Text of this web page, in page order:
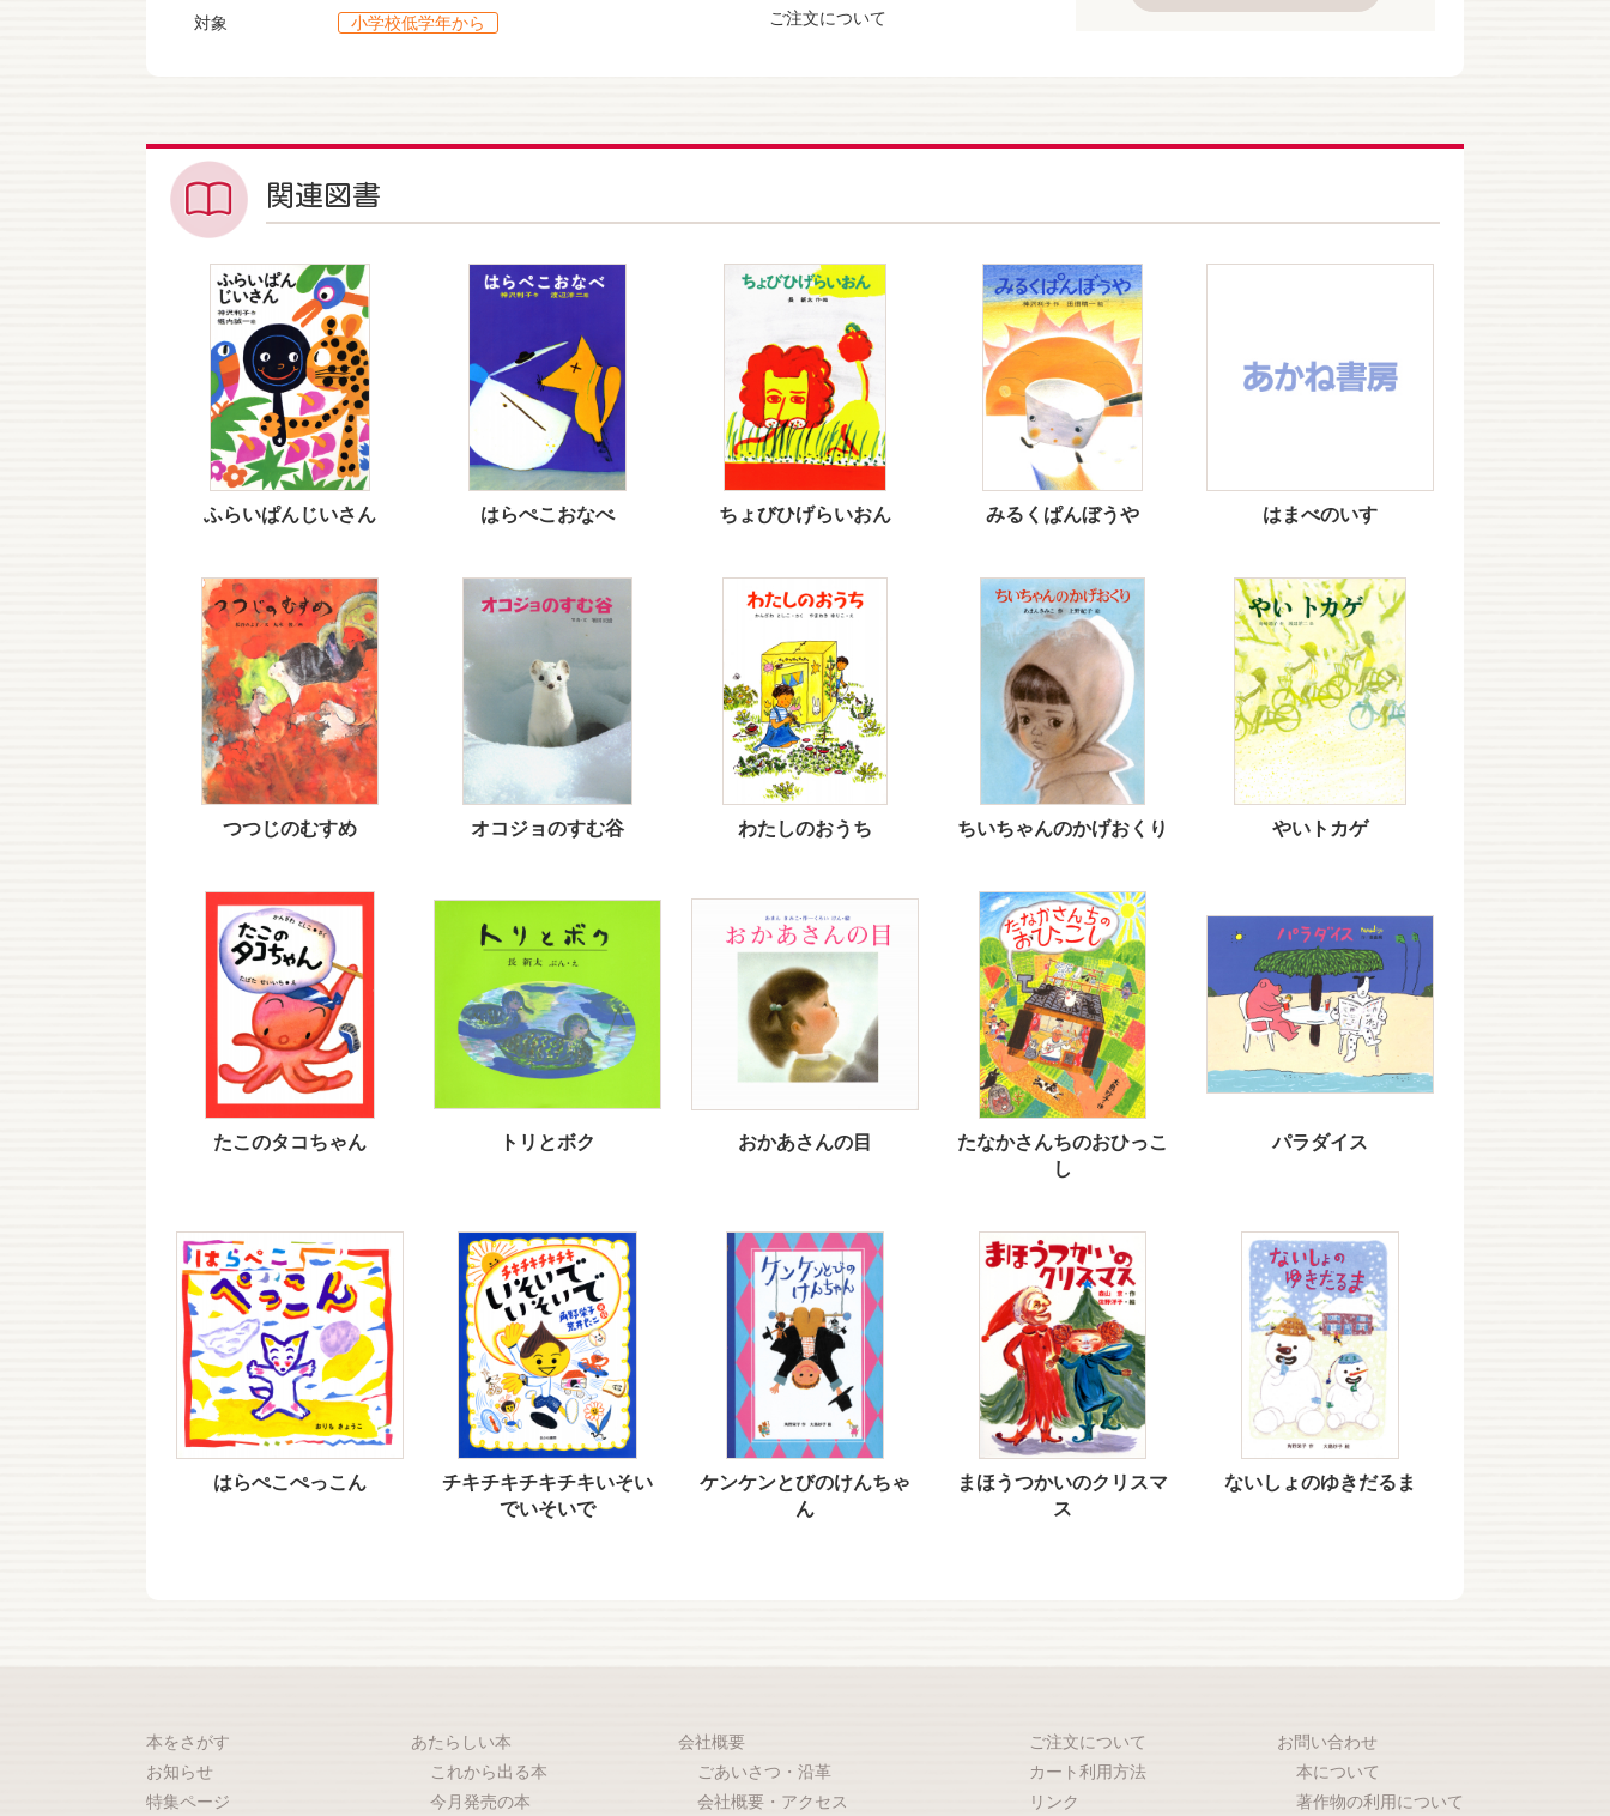
ご注文について
対象
小学校低学年から
関連図書
ふらいぱんじいさん はらぺこおなべ ちょびひげらいおん みるくぱんぼうや はまべのいす
つつじのむすめ オコジョのすむ谷 わたしのおうち ちいちゃんのかげおくり やいトカゲ
たこのタコちゃん トリとボク おかあさんの目
たなかさんちのおひっこ
し
パラダイス
はらぺこぺっこん
チキチキチキチキいそい
でいそいで
ケンケンとびのけんちゃ
ん
まほうつかいのクリスマ
ス
ないしょのゆきだるま
本をさがす
お知らせ
特集ページ
あたらしい本
これから出る本
今月発売の本
会社概要
ごあいさつ・沿革
会社概要・アクセス
ご注文について
カート利用方法
リンク
お問い合わせ
本について
著作物の利用について